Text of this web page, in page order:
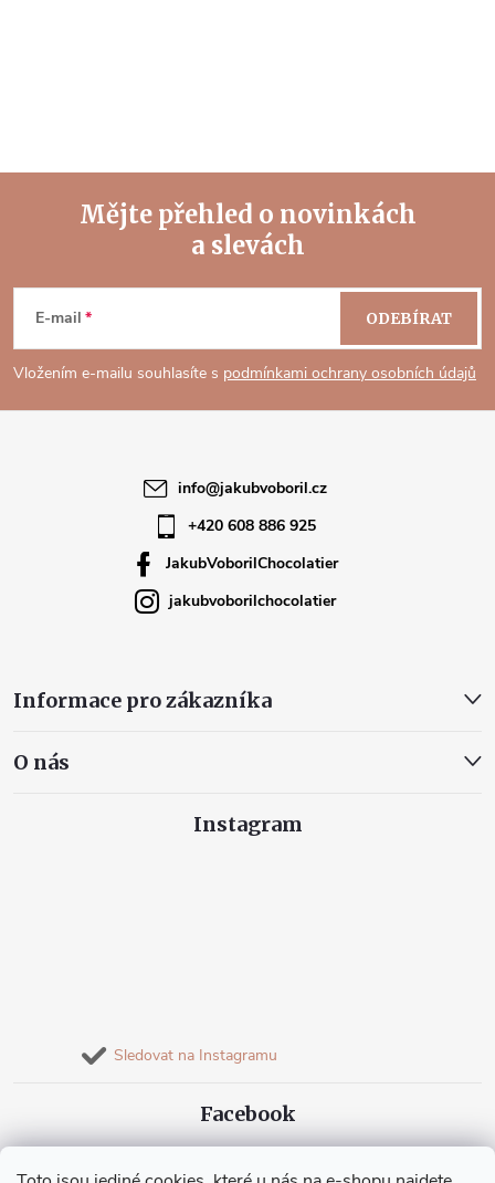
p
Mějte přehled o novinkách
a slevách
E-mail
Vložením e-mailu souhlasíte s podmínkami ochrany osobních údajů
ODEBÍRAT
info@jakubvoboril.cz
+420 608 886 925
JakubVoborilChocolatier
jakubvoborilchocolatier
Informace pro zákazníka
O nás
Instagram
Sledovat na Instagramu
Facebook